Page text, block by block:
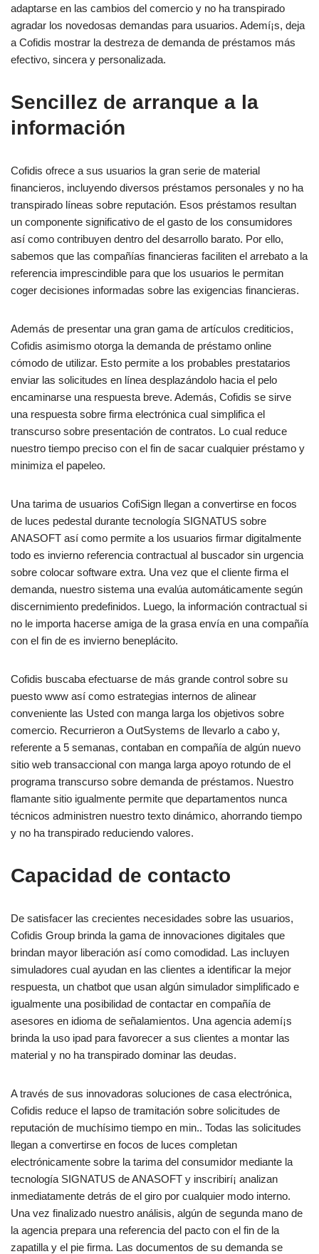
adaptarse en las cambios del comercio y no ha transpirado
agradar los novedosas demandas para usuarios. Ademí¡s, deja
a Cofidis mostrar la destreza de demanda de préstamos más
efectivo, sincera y personalizada.
Sencillez de arranque a la
información
Cofidis ofrece a sus usuarios la gran serie de material
financieros, incluyendo diversos préstamos personales y no ha
transpirado líneas sobre reputación. Esos préstamos resultan
un componente significativo de el gasto de los consumidores
así­ como contribuyen dentro del desarrollo barato. Por ello,
sabemos que las compañías financieras faciliten el arrebato a la
referencia imprescindible para que los usuarios le permitan
coger decisiones informadas sobre las exigencias financieras.
Además de presentar una gran gama de artículos crediticios,
Cofidis asimismo otorga la demanda de préstamo online
cómodo de utilizar. Esto permite a los probables prestatarios
enviar las solicitudes en línea desplazándolo hacia el pelo
encaminarse una respuesta breve. Además, Cofidis se sirve
una respuesta sobre firma electrónica cual simplifica el
transcurso sobre presentación de contratos. Lo cual reduce
nuestro tiempo preciso con el fin de sacar cualquier préstamo y
minimiza el papeleo.
Una tarima de usuarios CofiSign llegan a convertirse en focos
de luces pedestal durante tecnología SIGNATUS sobre
ANASOFT así­ como permite a los usuarios firmar digitalmente
todo es invierno referencia contractual al buscador sin urgencia
sobre colocar software extra. Una vez que el cliente firma el
demanda, nuestro sistema una evalúa automáticamente según
discernimiento predefinidos. Luego, la información contractual si
no le importa hacerse amiga de la grasa envía en una compañía
con el fin de es invierno beneplácito.
Cofidis buscaba efectuarse de más grande control sobre su
puesto www así­ como estrategias internos de alinear
conveniente las Usted con manga larga los objetivos sobre
comercio. Recurrieron a OutSystems de llevarlo a cabo y,
referente a 5 semanas, contaban en compañía de algún nuevo
sitio web transaccional con manga larga apoyo rotundo de el
programa transcurso sobre demanda de préstamos. Nuestro
flamante sitio igualmente permite que departamentos nunca
técnicos administren nuestro texto dinámico, ahorrando tiempo
y no ha transpirado reduciendo valores.
Capacidad de contacto
De satisfacer las crecientes necesidades sobre las usuarios,
Cofidis Group brinda la gama de innovaciones digitales que
brindan mayor liberación así­ como comodidad. Las incluyen
simuladores cual ayudan en las clientes a identificar la mejor
respuesta, un chatbot que usan algún simulador simplificado e
igualmente una posibilidad de contactar en compañía de
asesores en idioma de señalamientos. Una agencia ademí¡s
brinda la uso ipad para favorecer a sus clientes a montar las
material y no ha transpirado dominar las deudas.
A través de sus innovadoras soluciones de casa electrónica,
Cofidis reduce el lapso de tramitación sobre solicitudes de
reputación de muchísimo tiempo en min.. Todas las solicitudes
llegan a convertirse en focos de luces completan
electrónicamente sobre la tarima del consumidor mediante la
tecnología SIGNATUS de ANASOFT y inscribirí¡ analizan
inmediatamente detrás de el giro por cualquier modo interno.
Una vez finalizado nuestro análisis, algún de segunda mano de
la agencia prepara una referencia del pacto con el fin de la
zapatilla y el pie firma. Las documentos de su demanda se